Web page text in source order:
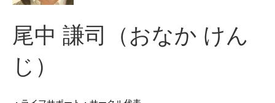
尾中 謙司（おなか けん
じ）